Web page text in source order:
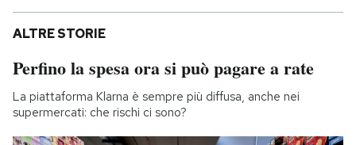
ALTRE STORIE
Perfino la spesa ora si può pagare a rate
La piattaforma Klarna è sempre più diffusa, anche nei
supermercati: che rischi ci sono?